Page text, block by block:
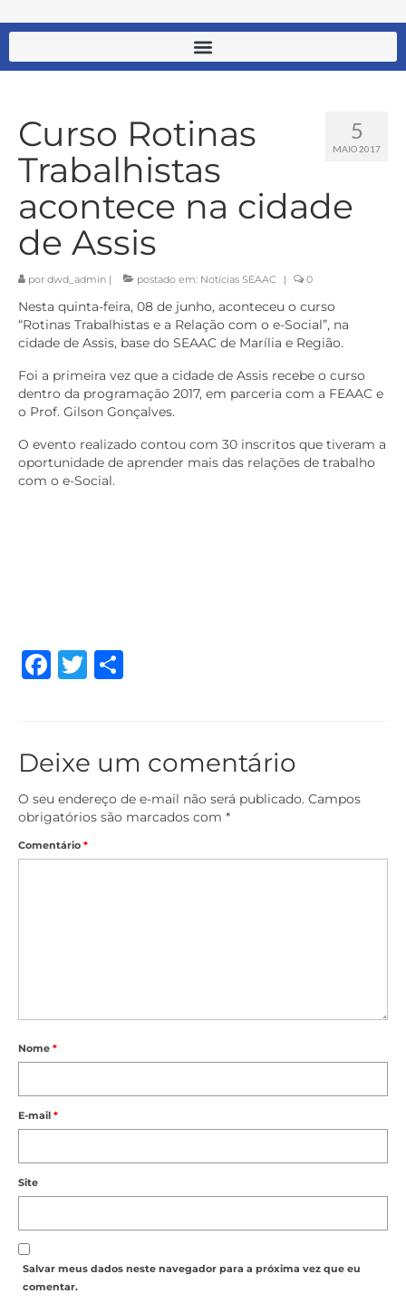
5
MAIO 2017
Curso Rotinas
Trabalhistas
acontece na cidade
de Assis
por dwd_admin | postado em: Notícias SEAAC | 0
Nesta quinta-feira, 08 de junho, aconteceu o curso
“Rotinas Trabalhistas e a Relação com o e-Social”, na
cidade de Assis, base do SEAAC de Marília e Região.
Foi a primeira vez que a cidade de Assis recebe o curso
dentro da programação 2017, em parceria com a FEAAC e
o Prof. Gilson Gonçalves.
O evento realizado contou com 30 inscritos que tiveram a
oportunidade de aprender mais das relações de trabalho
com o e-Social.
Facebook
Twitter
Deixe um comentário
O seu endereço de e-mail não será publicado. Campos
obrigatórios são marcados com *
Comentário *
Nome *
E-mail *
Site
Salvar meus dados neste navegador para a próxima vez que eu
comentar.